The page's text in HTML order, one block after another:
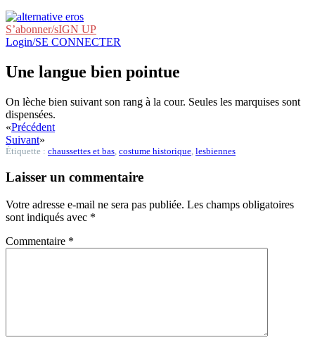
S’abonner/sIGN UP
Login/SE CONNECTER
Une langue bien pointue
On lèche bien suivant son rang à la cour. Seules les marquises sont
dispensées.
«Précédent
Suivant»
Étiquette : chaussettes et bas costume historique lesbiennes
Laisser un commentaire
Votre adresse e-mail ne sera pas publiée. Les champs obligatoires
sont indiqués avec *
Commentaire *